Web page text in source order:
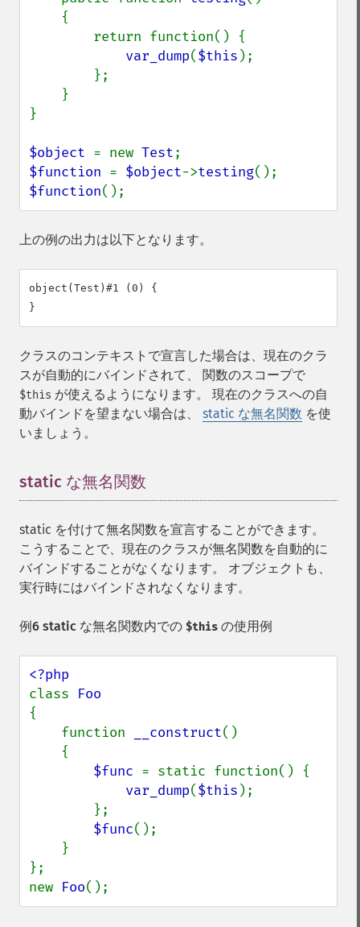
var_dump($this );
}
$object = new Test
$function = $object->testing
$function();
上の例の出力は以下となります。
object(Test)#1 (0) {
クラスのコンテキストで宣言した場合は、現在のクラ
スが自動的にバインドされて、 関数のスコープで
$this が使えるようになります。 現在のクラスへの自
動バインドを望まない場合は、 static な無名関数 を使
いましょう。
static な無名関数
static を付けて無名関数を宣言することができます。
こうすることで、現在のクラスが無名関数を自動的に
バインドすることがなくなります。 オブジェクトも、
実行時にはバインドされなくなります。
例6 static な無名関数内での $this の使用例
class
{
    function
__construct()
$func = static function() {
var_dump($this );
$func();
};
new Foo();